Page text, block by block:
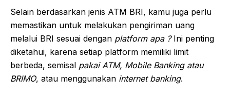
Selain berdasarkan jenis ATM BRI, kamu juga perlu
memastikan untuk melakukan pengiriman uang
melalui BRI sesuai dengan platform apa ?Ini penting
diketahui, karena setiap platform memiliki limit
berbeda, semisal pakai ATM, Mobile Banking atau
BRIMO, atau menggunakan internet banking.